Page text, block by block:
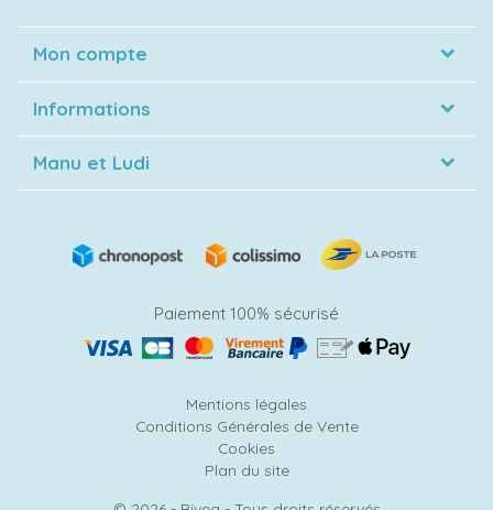
Mon compte
Informations
Manu et Ludi
Paiement 100% sécurisé
Mentions légales
Conditions Générales de Vente
Cookies
Plan du site